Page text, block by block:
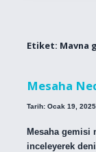
Etiket: Mavna
Mesaha
Tarih: Ocak 19, 2025
Mesaha gemisi
inceleyerek